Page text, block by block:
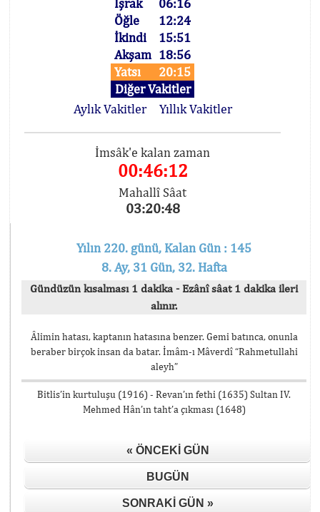
İşrak
06:16
Öğle
12:24
İkindi
15:51
Akşam 18:56
Yatsı
20:15
Diğer Vakitler
Aylık Vakitler
Yıllık Vakitler
İmsâk'e kalan zaman
00:46:12
Mahallî Sâat
03:20:48
Yılın 220. günü, Kalan Gün : 145
8. Ay, 31 Gün, 32. Hafta
Gündüzün kısalması 1 dakika - Ezânî sâat 1 dakika ileri
alınır.
Âlimin hatası, kaptanın hatasına benzer. Gemi batınca, onunla
beraber birçok insan da batar. İmâm-ı Mâverdî “Rahmetullahi
aleyh”
Bitlis’in kurtuluşu (1916) - Revan’ın fethi (1635) Sultan IV.
Mehmed Hân’ın taht’a çıkması (1648)
« ÖNCEKI GÜN
BUGÜN
SONRAKI GÜN »